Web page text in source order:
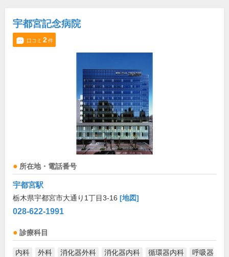
宇都宮記念病院
口コミ 2件
所在地・電話番号
宇都宮駅
栃木県宇都宮市大通り1丁目3-16 [地図]
028-622-1991
診療科目
内科 外科 消化器外科 消化器内科 循環器内科
呼吸器